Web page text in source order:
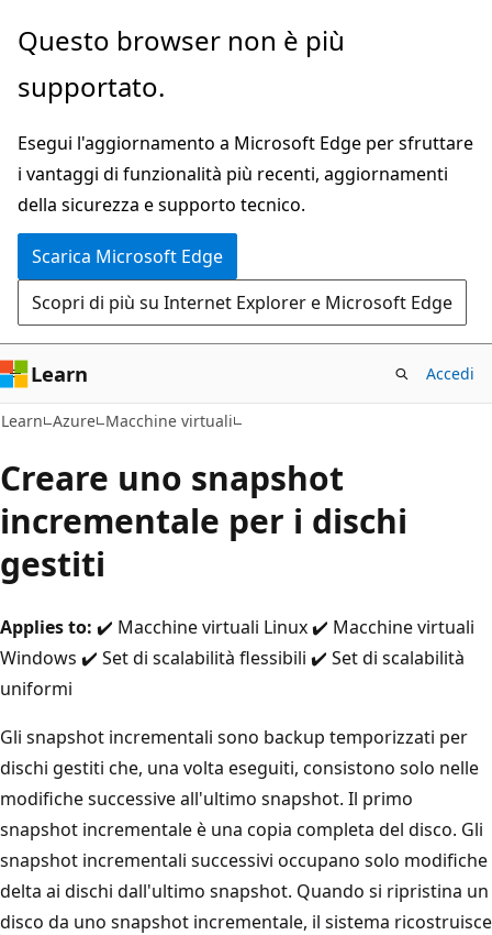
Ignora
passa
contenuto
principale
Questo browser non è più
supportato.
Esegui l'aggiornamento a Microsoft Edge per sfruttare
i vantaggi di funzionalità più recenti, aggiornamenti
della sicurezza e supporto tecnico.
Scarica Microsoft Edge
Scopri di più su Internet Explorer e Microsoft Edge
Learn Accedi
Learn Azure Macchine virtuali
Creare uno snapshot
incrementale per i dischi
gestiti
Applies to: ✔️ Macchine virtuali Linux ✔️ Macchine virtuali
Windows ✔️ Set di scalabilità flessibili ✔️ Set di scalabilità
uniformi
Gli snapshot incrementali sono backup temporizzati per
dischi gestiti che, una volta eseguiti, consistono solo nelle
modifiche successive all'ultimo snapshot. Il primo
snapshot incrementale è una copia completa del disco. Gli
snapshot incrementali successivi occupano solo modifiche
delta ai dischi dall'ultimo snapshot. Quando si ripristina un
disco da uno snapshot incrementale, il sistema ricostruisce